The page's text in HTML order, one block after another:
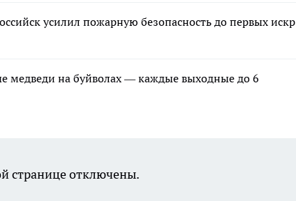
усилил пожарную безопасность до первых искр
медведи на буйволах — каждые выходные до 6
странице отключены.